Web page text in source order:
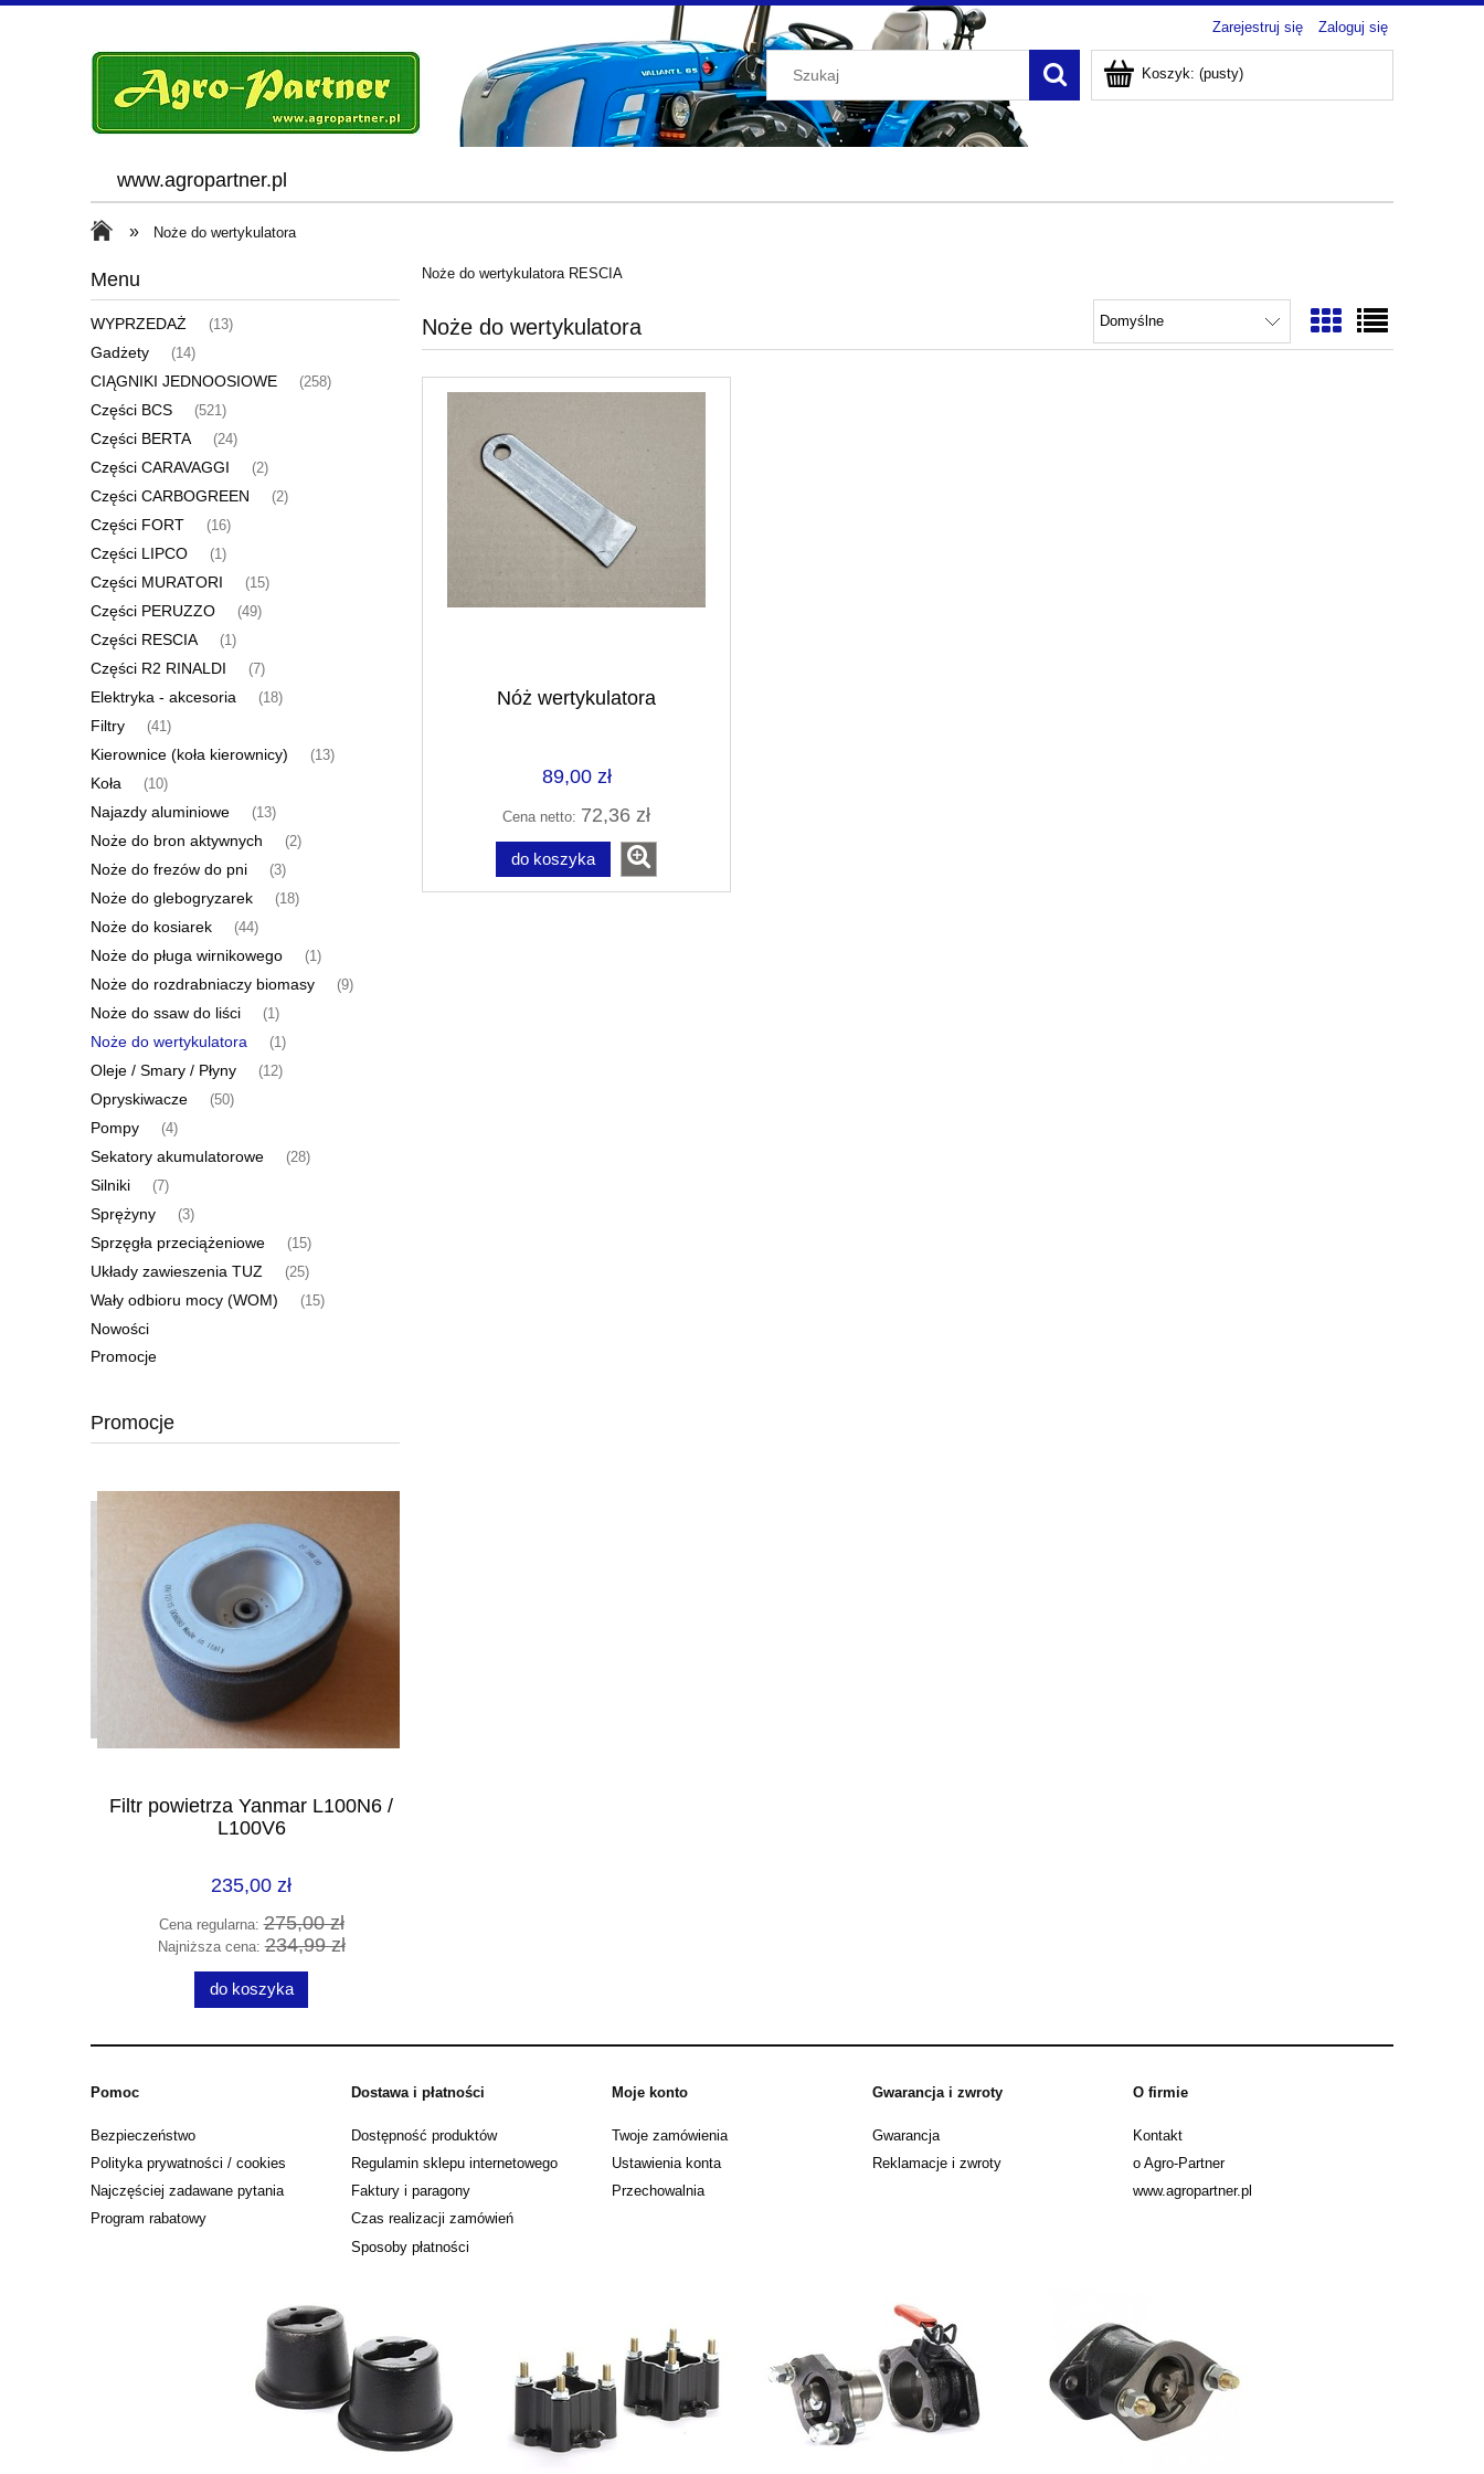
Zarejestruj się Zaloguj się
Koszyk: (pusty)
www.agropartner.pl
» Noże do wertykulatora
Menu
WYPRZEDAŻ (13)
Gadżety (14)
CIĄGNIKI JEDNOOSIOWE (258)
Części BCS (521)
Części BERTA (24)
Części CARAVAGGI (2)
Części CARBOGREEN (2)
Części FORT (16)
Części LIPCO (1)
Części MURATORI (15)
Części PERUZZO (49)
Części RESCIA (1)
Części R2 RINALDI (7)
Elektryka - akcesoria (18)
Filtry (41)
Kierownice (koła kierownicy) (13)
Koła (10)
Najazdy aluminiowe (13)
Noże do bron aktywnych (2)
Noże do frezów do pni (3)
Noże do glebogryzarek (18)
Noże do kosiarek (44)
Noże do pługa wirnikowego (1)
Noże do rozdrabniaczy biomasy (9)
Noże do ssaw do liści (1)
Noże do wertykulatora (1)
Oleje / Smary / Płyny (12)
Opryskiwacze (50)
Pompy (4)
Sekatory akumulatorowe (28)
Silniki (7)
Sprężyny (3)
Sprzęgła przeciążeniowe (15)
Układy zawieszenia TUZ (25)
Wały odbioru mocy (WOM) (15)
Nowości
Promocje
Promocje
Filtr powietrza Yanmar L100N6 /
L100V6
235,00 zł
Cena regularna:275,00 zł
Najniższa cena:234,99 zł
do koszyka
Noże do wertykulatora RESCIA
Noże do wertykulatora
Nóż wertykulatora
89,00 zł
Cena netto: 72,36 zł
do koszyka
Pomoc
Bezpieczeństwo
Polityka prywatności / cookies
Najczęściej zadawane pytania
Program rabatowy
Dostawa i płatności
Dostępność produktów
Regulamin sklepu internetowego
Faktury i paragony
Czas realizacji zamówień
Sposoby płatności
Moje konto
Twoje zamówienia
Ustawienia konta
Przechowalnia
Gwarancja i zwroty
Gwarancja
Reklamacje i zwroty
O firmie
Kontakt
o Agro-Partner
www.agropartner.pl